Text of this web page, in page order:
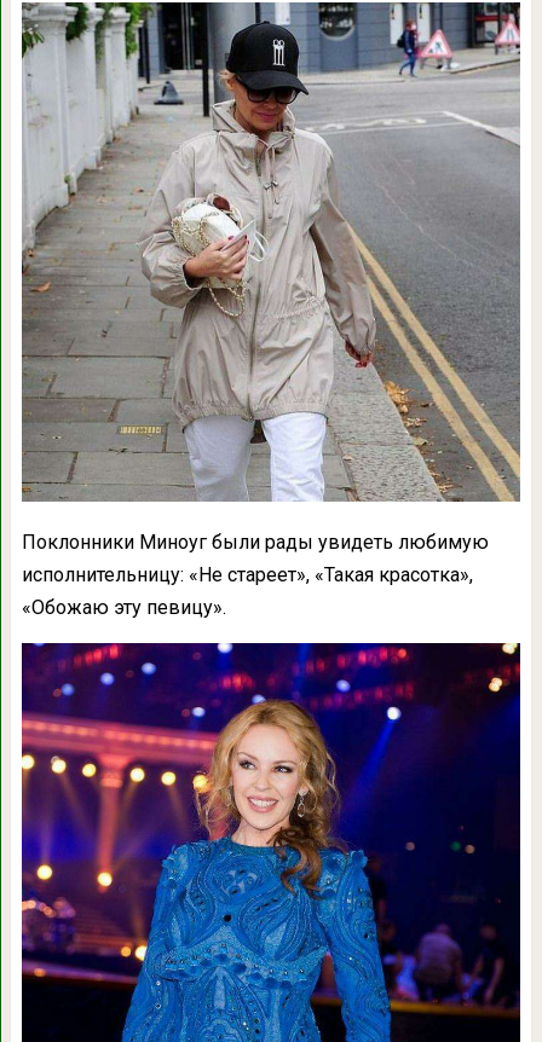
Поклонники Миноуг были рады увидеть любимую
исполнительницу: «Не стареет», «Такая красотка»,
«Обожаю эту певицу».